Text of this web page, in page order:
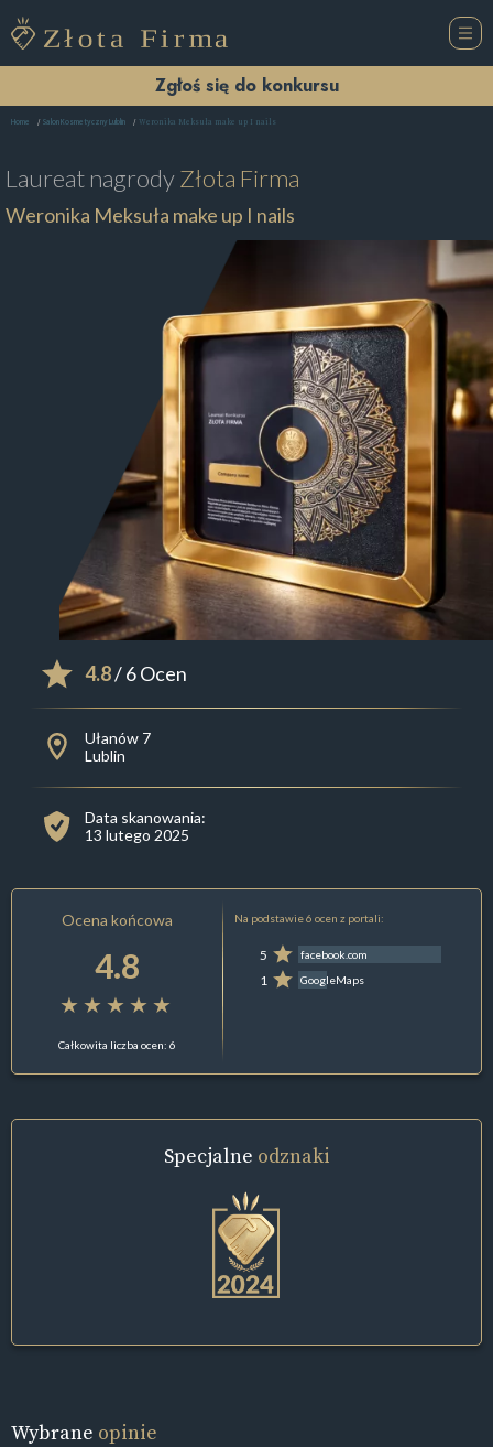
Zgłoś się do konkursu
Home Salon Kosmetyczny Lublin Weronika Meksuła make up I nails
Laureat nagrodyZłota Firma
Weronika Meksuła make up I nails
4.8/ 6 Ocen
Ułanów 7
Lublin
Data skanowania:
13 lutego 2025
Ocena końcowa
4.8
Całkowita liczba ocen: 6
Na podstawie 6 ocen z portali:
5 facebook.com
1 GoogleMaps
Specjalne odznaki
Wybrane opinie